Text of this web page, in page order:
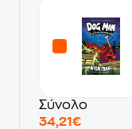
Σύνολο
34,21€